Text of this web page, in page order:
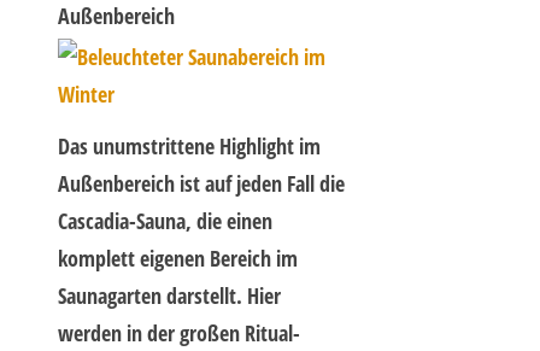
Außenbereich
Das unumstrittene Highlight im
Außenbereich ist auf jeden Fall die
Cascadia-Sauna, die einen
komplett eigenen Bereich im
Saunagarten darstellt. Hier
werden in der großen Ritual-